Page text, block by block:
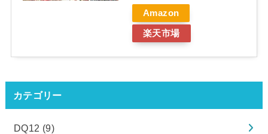
Amazon
楽天市場
カテゴリー
DQ12 (9)